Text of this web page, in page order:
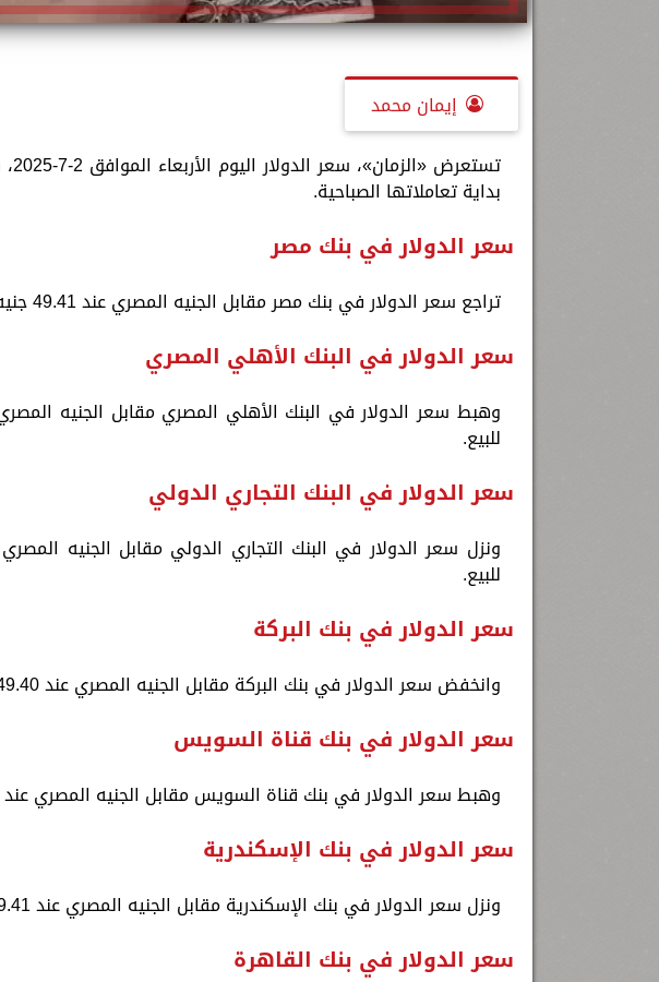
إيمان محمد
بداية تعاملاتها الصباحية.
سعر الدولار في بنك مصر
تراجع سعر الدولار في بنك مصر مقابل الجنيه المصري عند 49.41 جنيه للشراء، ونحو 49.51 جنيه للبيع.
سعر الدولار في البنك الأهلي المصري
للبيع.
سعر الدولار في البنك التجاري الدولي
للبيع.
سعر الدولار في بنك البركة
وانخفض سعر الدولار في بنك البركة مقابل الجنيه المصري عند 49.40 جنيه للشراء، ونحو 49.50 جنيه للبيع.
سعر الدولار في بنك قناة السويس
وهبط سعر الدولار في بنك قناة السويس مقابل الجنيه المصري عند 49.41 جنيه للشراء، ونحو 49.51 جنيه
سعر الدولار في بنك الإسكندرية
ونزل سعر الدولار في بنك الإسكندرية مقابل الجنيه المصري عند 49.41 جنيه للشراء، ونحو 49.51 جنيه للبيع.
سعر الدولار في بنك القاهرة